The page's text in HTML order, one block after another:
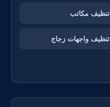
تنظيف مكاتب
تنظيف واجهات زجاج